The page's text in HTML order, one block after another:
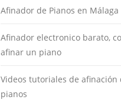
Afinador de Pianos en Málaga
Afinador electronico barato,
afinar un piano
Videos tutoriales de afinación
pianos